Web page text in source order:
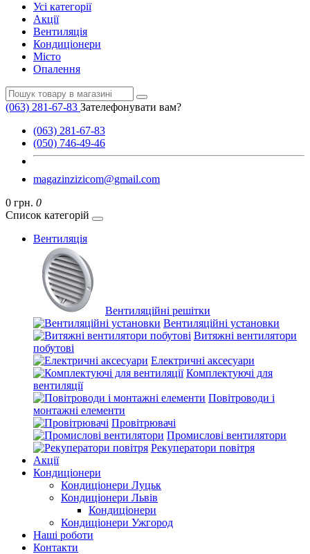
Усі категорії
Акції
Вентиляція
Кондиціонери
Місто
Опалення
(063) 281-67-83 Зателефонувати вам?
(063) 281-67-83
(050) 746-49-46
magazinzizicom@gmail.com
0 грн. 0
Список категорій
Вентиляція
Вентиляційні решітки
Вентиляційні установки
Витяжні вентилятори
побутові
Електричні аксесуари
Комплектуючі для
вентиляції
Повітроводи і
монтажні елементи
Провітрювачі
Промислові вентилятори
Рекуператори повітря
Акції
Кондиціонери
Кондиціонери Луцьк
Кондиціонери Львів
Кондиціонери
Кондиціонери Ужгород
Наші роботи
Контакти